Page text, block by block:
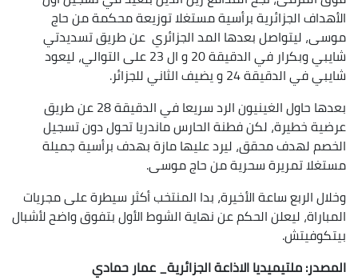
الأهداف الجزائرية برأسية مستغلا توزيعة محكمة من حاج
موسى، ليتواصل بعدها المد الجزائري عن طريق تسديدتي
شايبي وبكرار في الدقيقة 20 و ال 23 على التوالي، ليعود
شايبي في الدقيقة 24 و يضيف الثاني للجزائر.
بعدها حاول الغينيون الرد سريعا في الدقيقة 28 عن طريق
عرضية خطيرة، لكن فطنة الحارس ماندريا تحول دون تسجيل
الخصم لهدف محقق، ليرد عليها مازة بهدف برأسية جميلة
مستغلا تمريرة سحرية من حاج موسى.
وخلال الربع ساعة الأخيرة، بدا المنتخب أكثر سيطرة على مجريات
المباراة، ليعلن الحكم عن نهاية الشوط الأول بتفوق واضح لأشبال
بيتكوفيتش.
المصدر: ملتيميديا الاذاعة الجزائرية_ عمار حمادي